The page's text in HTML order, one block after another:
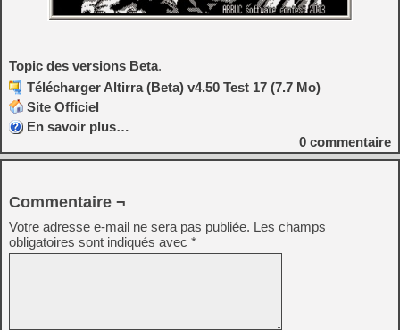
Topic des versions Beta.
Télécharger Altirra (Beta) v4.50 Test 17 (7.7 Mo)
Site Officiel
En savoir plus…
0 commentaire
Commentaire ¬
Votre adresse e-mail ne sera pas publiée. Les champs
obligatoires sont indiqués avec *